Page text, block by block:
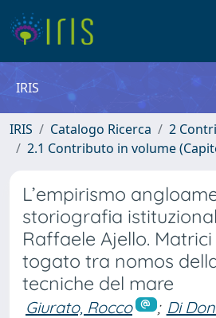
IRIS
IRIS Catalogo Ricerca
2
2.1 Contributo in volume
L’empirismo
storiografia
Raffaele Ajello.
togato tra nomos
tecniche del mare
Giurato, Rocco ; Di